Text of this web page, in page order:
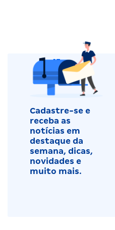
Cadastre-se e
receba as
notícias em
destaque da
semana, dicas,
novidades e
muito mais.